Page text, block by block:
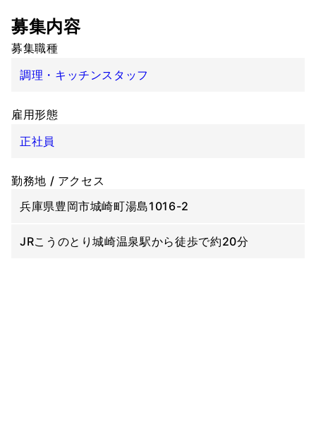
募集内容
募集職種
調理・キッチンスタッフ
雇用形態
正社員
勤務地 / アクセス
兵庫県豊岡市城崎町湯島1016-2
JRこうのとり城崎温泉駅から徒歩で約20分